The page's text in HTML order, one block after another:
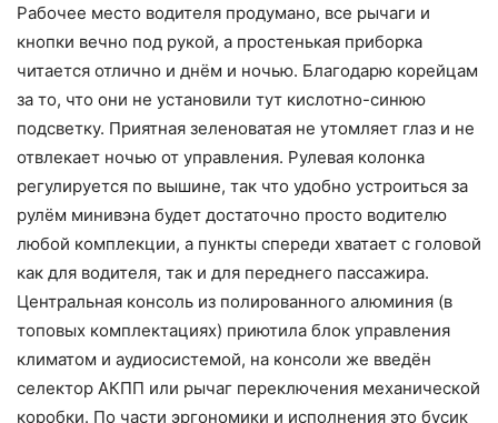
Рабочее место водителя продумано, все рычаги и
кнопки вечно под рукой, а простенькая приборка
читается отлично и днём и ночью. Благодарю корейцам
за то, что они не установили тут кислотно-синюю
подсветку. Приятная зеленоватая не утомляет глаз и не
отвлекает ночью от управления. Рулевая колонка
регулируется по вышине, так что удобно устроиться за
рулём минивэна будет достаточно просто водителю
любой комплекции, а пункты спереди хватает с головой
как для водителя, так и для переднего пассажира.
Центральная консоль из полированного алюминия (в
топовых комплектациях) приютила блок управления
климатом и аудиосистемой, на консоли же введён
селектор АКПП или рычаг переключения механической
коробки. По части эргономики и исполнения это бусик